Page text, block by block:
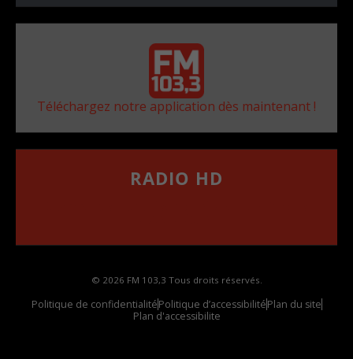
Téléchargez notre application dès maintenant !
RADIO HD
© 2026 FM 103,3 Tous droits réservés.
Politique de confidentialitéPolitique d’accessibilitéPlan du site
Plan d'accessibilite